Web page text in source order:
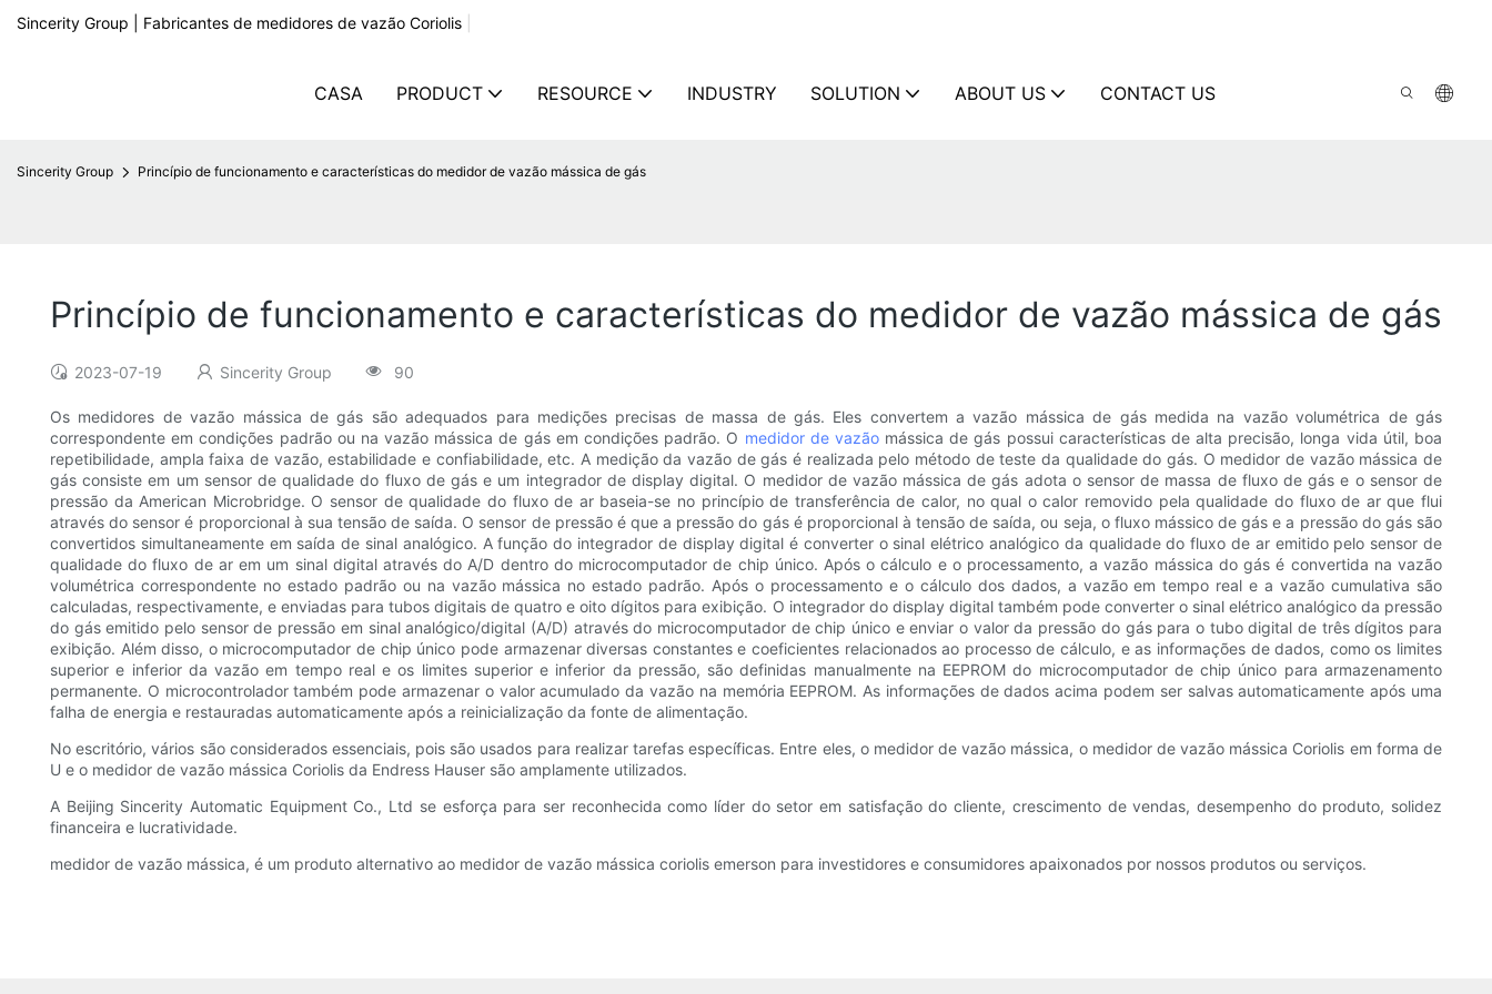
Sincerity Group | Fabricantes de medidores de vazão Coriolis
CASA PRODUCT RESOURCE INDUSTRY SOLUTION ABOUT US CONTACT US
Sincerity Group Princípio de funcionamento e características do medidor de vazão mássica de gás
Princípio de funcionamento e características do medidor de vazão mássica de gás
2023-07-19 Sincerity Group 90
Os medidores de vazão mássica de gás são adequados para medições precisas de massa de gás. Eles convertem a vazão mássica de gás medida na vazão volumétrica de gás
correspondente em condições padrão ou na vazão mássica de gás em condições padrão. O medidor de vazãomássica de gás possui características de alta precisão, longa vida útil, boa
repetibilidade, ampla faixa de vazão, estabilidade e confiabilidade, etc. A medição da vazão de gás é realizada pelo método de teste da qualidade do gás. O medidor de vazão mássica de
gás consiste em um sensor de qualidade do fluxo de gás e um integrador de display digital. O medidor de vazão mássica de gás adota o sensor de massa de fluxo de gás e o sensor de
pressão da American Microbridge. O sensor de qualidade do fluxo de ar baseia-se no princípio de transferência de calor, no qual o calor removido pela qualidade do fluxo de ar que flui
através do sensor é proporcional à sua tensão de saída. O sensor de pressão é que a pressão do gás é proporcional à tensão de saída, ou seja, o fluxo mássico de gás e a pressão do gás são
convertidos simultaneamente em saída de sinal analógico. A função do integrador de display digital é converter o sinal elétrico analógico da qualidade do fluxo de ar emitido pelo sensor de
qualidade do fluxo de ar em um sinal digital através do A/D dentro do microcomputador de chip único. Após o cálculo e o processamento, a vazão mássica do gás é convertida na vazão
volumétrica correspondente no estado padrão ou na vazão mássica no estado padrão. Após o processamento e o cálculo dos dados, a vazão em tempo real e a vazão cumulativa são
calculadas, respectivamente, e enviadas para tubos digitais de quatro e oito dígitos para exibição. O integrador do display digital também pode converter o sinal elétrico analógico da pressão
do gás emitido pelo sensor de pressão em sinal analógico/digital (A/D) através do microcomputador de chip único e enviar o valor da pressão do gás para o tubo digital de três dígitos para
exibição. Além disso, o microcomputador de chip único pode armazenar diversas constantes e coeficientes relacionados ao processo de cálculo, e as informações de dados, como os limites
superior e inferior da vazão em tempo real e os limites superior e inferior da pressão, são definidas manualmente na EEPROM do microcomputador de chip único para armazenamento
permanente. O microcontrolador também pode armazenar o valor acumulado da vazão na memória EEPROM. As informações de dados acima podem ser salvas automaticamente após uma
falha de energia e restauradas automaticamente após a reinicialização da fonte de alimentação.
No escritório, vários são considerados essenciais, pois são usados ​​para realizar tarefas específicas. Entre eles, o medidor de vazão mássica, o medidor de vazão mássica Coriolis em forma de
U e o medidor de vazão mássica Coriolis da Endress Hauser são amplamente utilizados.
A Beijing Sincerity Automatic Equipment Co., Ltd se esforça para ser reconhecida como líder do setor em satisfação do cliente, crescimento de vendas, desempenho do produto, solidez
financeira e lucratividade.
medidor de vazão mássica, é um produto alternativo ao medidor de vazão mássica coriolis emerson para investidores e consumidores apaixonados por nossos produtos ou serviços.